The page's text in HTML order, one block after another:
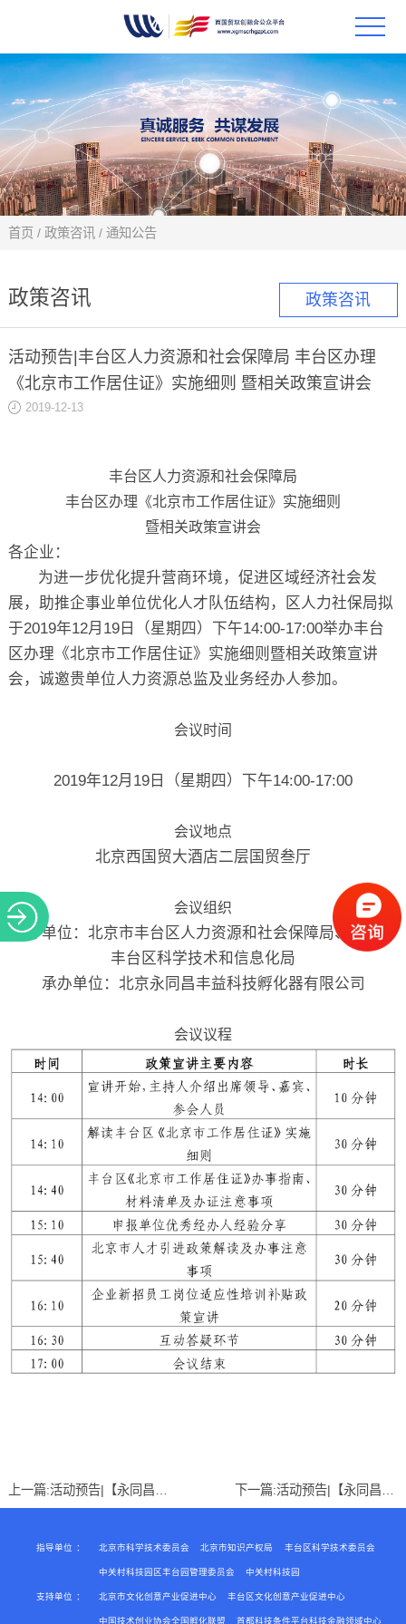
首页
政策
科技
合作
创新
政策咨讯
首页 / 政策咨讯 / 通知公告
政策咨讯
活动预告|丰台区人力资源和社会保障局 丰台区办理
《北京市工作居住证》实施细则 暨相关政策宣讲会
2019-12-13
丰台区人力资源和社会保障局
丰台区办理《北京市工作居住证》实施细则
暨相关政策宣讲会
各企业：
为进一步优化提升营商环境，促进区域经济社会发
展，助推企事业单位优化人才队伍结构，区人力社保局拟
于2019年12月19日（星期四）下午14:00-17:00举办丰台
区办理《北京市工作居住证》实施细则暨相关政策宣讲
会，诚邀贵单位人力资源总监及业务经办人参加。
会议时间
2019年12月19日（星期四）下午14:00-17:00
会议地点
北京西国贸大酒店二层国贸叁厅
会议组织
主办单位：北京市丰台区人力资源和社会保障局、北京市
丰台区科学技术和信息化局
承办单位：北京永同昌丰益科技孵化器有限公司
会议议程
上一篇: 下一篇:
指导单位 ： 北京市科学技术委员会 北京市知识产权局 丰台区科学技术委员会
中关村科技园区丰台园管理委员会 中关村科技园
支持单位 ： 北京市文化创意产业促进中心 丰台区文化创意产业促进中心
中国技术创业协会全国孵化联盟 首都科技条件平台科技金融领域中心